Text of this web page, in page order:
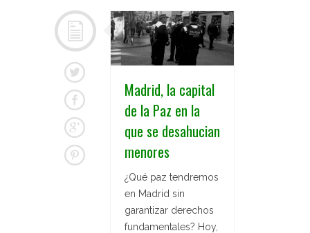
Madrid, la capital
de la Paz en la
que se desahucian
menores
¿Qué paz tendremos
en Madrid sin
garantizar derechos
fundamentales? Hoy,